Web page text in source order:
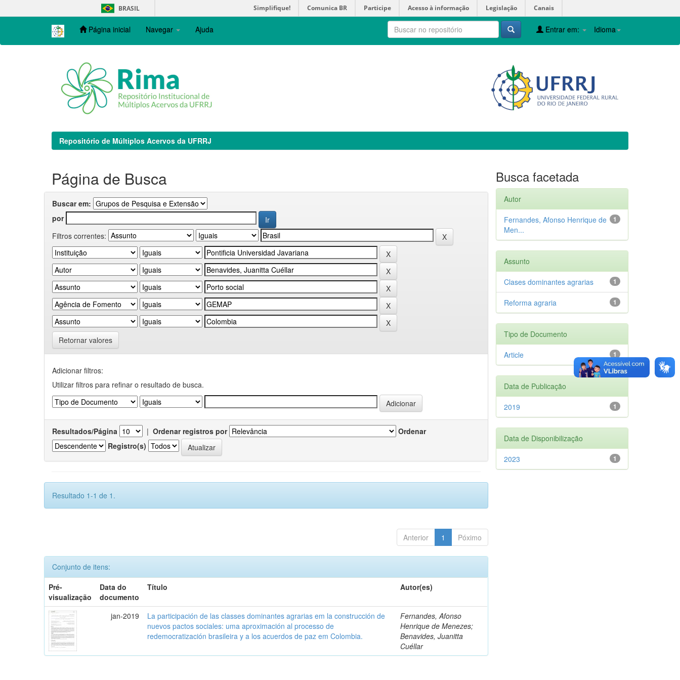
navigation
BRASIL Simplifique! Comunica BR Participe Acesso à informação Legislação Canais
Página inicial Navegar Ajuda Idioma
Entrar em:
Repositório de Múltiplos Acervos da UFRRJ
Página de Busca
Buscar em:
por
Filtros correntes:
Retornar valores
Adicionar filtros:
Utilizar filtros para refinar o resultado de busca.
Resultados/Página | Ordenar registros por
Ordenar
Registro(s)
Resultado 1-1 de 1.
Anterior 1 Póximo
Conjunto de itens:
Pré-
visualização
Data do
documento
Título Autor(es)
jan-2019
La participación de las classes dominantes agrarias em la construcción de
nuevos pactos sociales: uma aproximación al processo de
redemocratización brasileira y a los acuerdos de paz em Colombia.
Fernandes, Afonso
Henrique de Menezes;
Benavides, Juanitta
Cuéllar
Busca facetada
Autor
1
Fernandes, Afonso Henrique de
Men...
Assunto
1
Clases dominantes agrarias
1
Reforma agraria
Tipo de Documento
1
Article
Data de Publicação
1
2019
Data de Disponibilização
1
2023